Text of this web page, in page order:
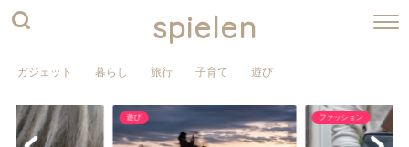
spielen
ガジェット 暮らし 旅行 子育て 遊び
遊び ファッション